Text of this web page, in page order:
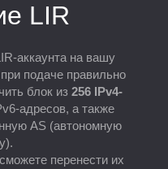
LIR
аккаунта на вашу
подаче правильно
блок из 256 IPv4-
адресов, а также
AS (автономную
перенести их